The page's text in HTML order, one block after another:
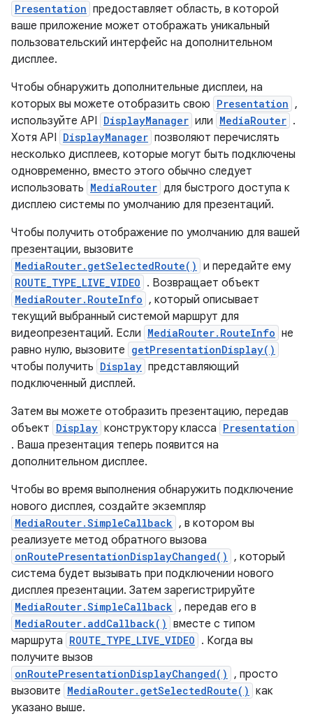
Presentation предоставляет область, в которой
ваше приложение может отображать уникальный
пользовательский интерфейс на дополнительном
дисплее.
Чтобы обнаружить дополнительные дисплеи, на
которых вы можете отобразить свою Presentation ,
используйте API DisplayManager или MediaRouter .
Хотя API DisplayManager позволяют перечислять
несколько дисплеев, которые могут быть подключены
одновременно, вместо этого обычно следует
использовать MediaRouter для быстрого доступа к
дисплею системы по умолчанию для презентаций.
Чтобы получить отображение по умолчанию для вашей
презентации, вызовите
MediaRouter.getSelectedRoute() и передайте ему
ROUTE_TYPE_LIVE_VIDEO . Возвращает объект
MediaRouter.RouteInfo , который описывает
текущий выбранный системой маршрут для
видеопрезентаций. Если MediaRouter.RouteInfo не
равно нулю, вызовите getPresentationDisplay()
чтобы получить Display представляющий
подключенный дисплей.
Затем вы можете отобразить презентацию, передав
объект Display конструктору класса Presentation
. Ваша презентация теперь появится на
дополнительном дисплее.
Чтобы во время выполнения обнаружить подключение
нового дисплея, создайте экземпляр
MediaRouter.SimpleCallback , в котором вы
реализуете метод обратного вызова
onRoutePresentationDisplayChanged() , который
система будет вызывать при подключении нового
дисплея презентации. Затем зарегистрируйте
MediaRouter.SimpleCallback , передав его в
MediaRouter.addCallback() вместе с типом
маршрута ROUTE_TYPE_LIVE_VIDEO . Когда вы
получите вызов
onRoutePresentationDisplayChanged() , просто
вызовите MediaRouter.getSelectedRoute() как
указано выше.